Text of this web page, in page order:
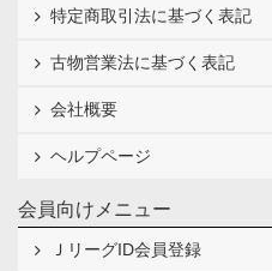
特定商取引法に基づく表記
古物営業法に基づく表記
会社概要
ヘルプページ
会員向けメニュー
ＪリーグID会員登録